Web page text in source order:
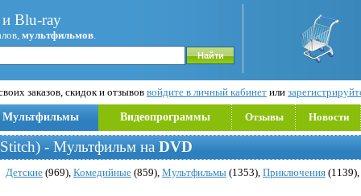
Blu-ray
мультфильмов.
заказов, скидок и отзывов войдите в личный кабинет или
Мультфильмы Видеопрограммы Отзывы Новости
- Мультфильм на DVD
Детские (969), Комедийные (859), Мультфильмы (1353), Приключения (1139),